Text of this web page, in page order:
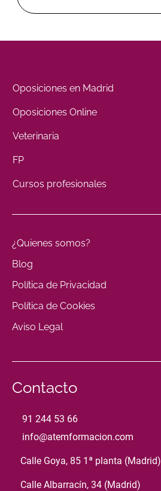
Oposiciones en Madrid
Oposiciones Online
Veterinaria
FP
Cursos profesionales
¿Quienes somos?
Blog
Política de Privacidad
Política de Cookies
Aviso Legal
Contacto
91 244 53 66
info@atemformacion.com
Calle Goya, 85 1ª planta (Madrid)
Calle Albarracín, 34 (Madrid)